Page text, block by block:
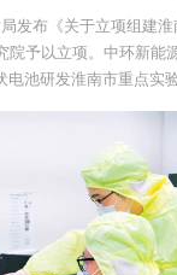
发布《关于立项组建
院予以立项。中环新能
池研发淮南市重点实验